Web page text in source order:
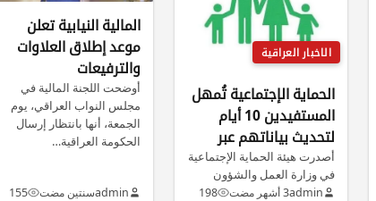
الاخبار العراقية
الحماية الإجتماعية تُمهل
المستفيدين 10 أيام
لتحديث بياناتهم عبر
منصة مظلتي
أصدرت هيئة الحماية الإجتماعية
في وزارة العمل والشؤون
الإجتماعية تنبيهًا عاجلًا لجميع
admin3 أشهر مضت 198
المالية النيابية تعلن
موعد إطلاق العلاوات
والترفيعات
أوضحت اللجنة المالية في
مجلس النواب العراقي، يوم
الجمعة، أنها بانتظار إرسال
الحكومة العراقية…
adminسنتين مضت 155